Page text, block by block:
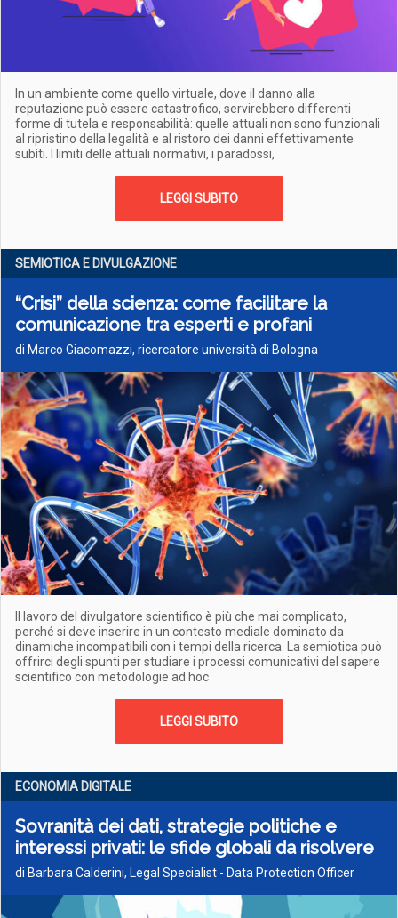
In un ambiente come quello virtuale, dove il danno alla
reputazione può essere catastrofico, servirebbero differenti
forme di tutela e responsabilità: quelle attuali non sono funzionali
al ripristino della legalità e al ristoro dei danni effettivamente
subìti. I limiti delle attuali normativi, i paradossi,
LEGGI SUBITO
SEMIOTICA E DIVULGAZIONE
“Crisi” della scienza: come facilitare la
comunicazione tra esperti e profani
di Marco Giacomazzi, ricercatore università di Bologna
Il lavoro del divulgatore scientifico è più che mai complicato,
perché si deve inserire in un contesto mediale dominato da
dinamiche incompatibili con i tempi della ricerca. La semiotica può
offrirci degli spunti per studiare i processi comunicativi del sapere
scientifico con metodologie ad hoc
LEGGI SUBITO
ECONOMIA DIGITALE
Sovranità dei dati, strategie politiche e
interessi privati: le sfide globali da risolvere
di Barbara Calderini, Legal Specialist - Data Protection Officer